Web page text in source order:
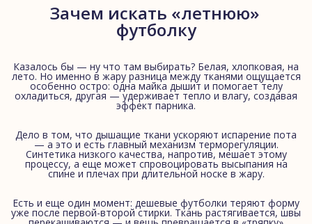
Зачем искать «летнюю»
футболку
Казалось бы — ну что там выбирать? Белая, хлопковая, на
лето. Но именно в жару разница между тканями ощущается
особенно остро: одна майка дышит и помогает телу
охладиться, другая — удерживает тепло и влагу, создавая
эффект парника.
Дело в том, что дышащие ткани ускоряют испарение пота
— а это и есть главный механизм терморегуляции.
Синтетика низкого качества, напротив, мешает этому
процессу, а еще может спровоцировать высыпания на
спине и плечах при длительной носке в жару.
Есть и еще один момент: дешевые футболки теряют форму
уже после первой-второй стирки. Ткань растягивается, швы